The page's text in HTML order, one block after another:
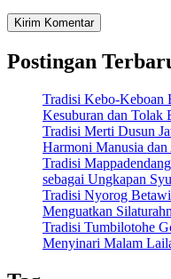
Postingan
Tradisi Kebo-Keboan
Kesuburan dan Tolak
Tradisi Merti Dusun
Harmoni Manusia
Tradisi
sebagai Ungkapan
Tradisi Nyorog
Menguatkan
Tradisi Tumbilotohe
Menyinari Malam